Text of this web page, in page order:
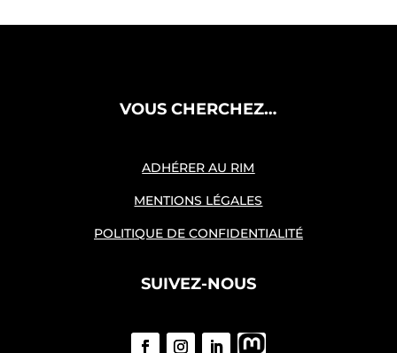
VOUS CHERCHEZ…
ADHÉRER AU RIM
MENTIONS LÉGALES
POLITIQUE DE CONFIDENTIALITÉ
SUIVEZ-NOUS